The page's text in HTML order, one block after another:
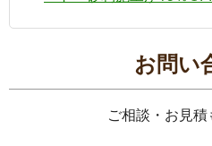
お問い
ご相談・お見